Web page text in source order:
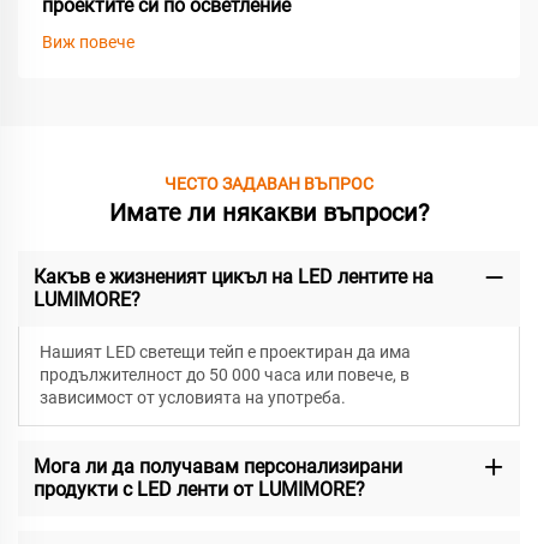
проектите си по осветление
Виж повече
ЧЕСТО ЗАДАВАН ВЪПРОС
Имате ли някакви въпроси?
Какъв е жизненият цикъл на LED лентите на
LUMIMORE?
Нашият LED светещи тейп е проектиран да има
продължителност до 50 000 часа или повече, в
зависимост от условията на употреба.
Мога ли да получавам персонализирани
продукти с LED ленти от LUMIMORE?